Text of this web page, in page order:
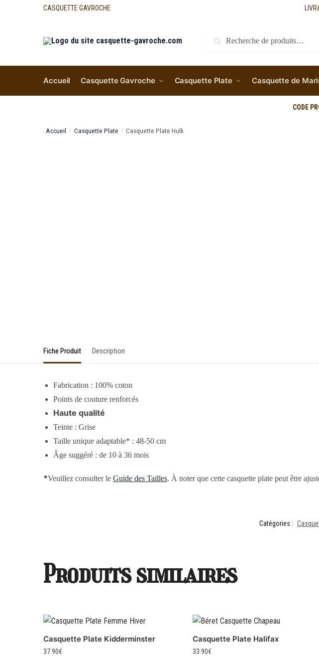
CASQUETTE GAVROCHE
Recherche
Accueil Casquette Gavroche Casquette Plate Casquette de
CODE
Accueil / Casquette Plate / Casquette Plate Hulk
Fiche Produit Description
Fabrication : 100% coton
Points de couture renforcés
Haute qualité
Teinte : Grise
Taille unique adaptable* : 48-50 cm
Âge suggéré : de 10 à 36 mois
*Veuillez consulter leGuide des Tailles. À noter que cette casquette plate peut être
Catégories :
Produits similaires
Casquette Plate Kidderminster
37.90€
Casquette Plate Halifax
33.90€